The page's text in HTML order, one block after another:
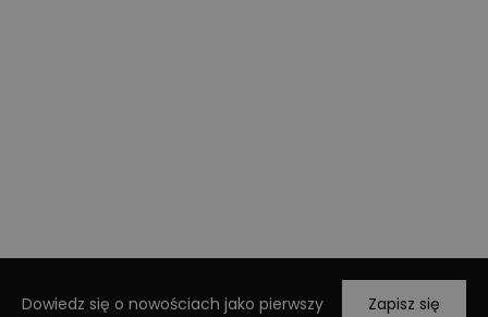
Dowiedz się o nowościach jako pierwszy Zapisz się